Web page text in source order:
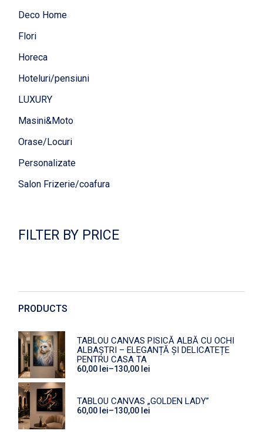
Deco Home
Flori
Horeca
Hoteluri/pensiuni
LUXURY
Masini&Moto
Orase/Locuri
Personalizate
Salon Frizerie/coafura
FILTER BY PRICE
PRODUCTS
TABLOU CANVAS PISICĂ ALBĂ CU OCHI
ALBAȘTRI – ELEGANȚĂ ȘI DELICATEȚE
PENTRU CASA TA
60,00 lei–130,00 lei
Interval
60,00 lei
până
la
TABLOU CANVAS „GOLDEN LADY”
60,00 lei–130,00 lei
Interval